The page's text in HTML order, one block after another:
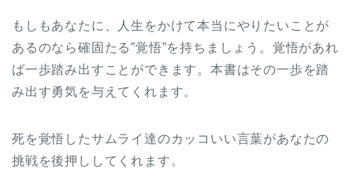
もしもあなたに、人生をかけて本当にやりたいことが
あるのなら確固たる”覚悟”を持ちましょう。覚悟があれ
ば一歩踏み出すことができます。本書はその一歩を踏
み出す勇気を与えてくれます。
死を覚悟したサムライ達のカッコいい言葉があなたの
挑戦を後押ししてくれます。